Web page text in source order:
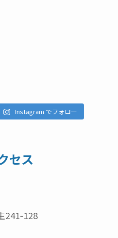
Instagram でフォロー
セス
241-128